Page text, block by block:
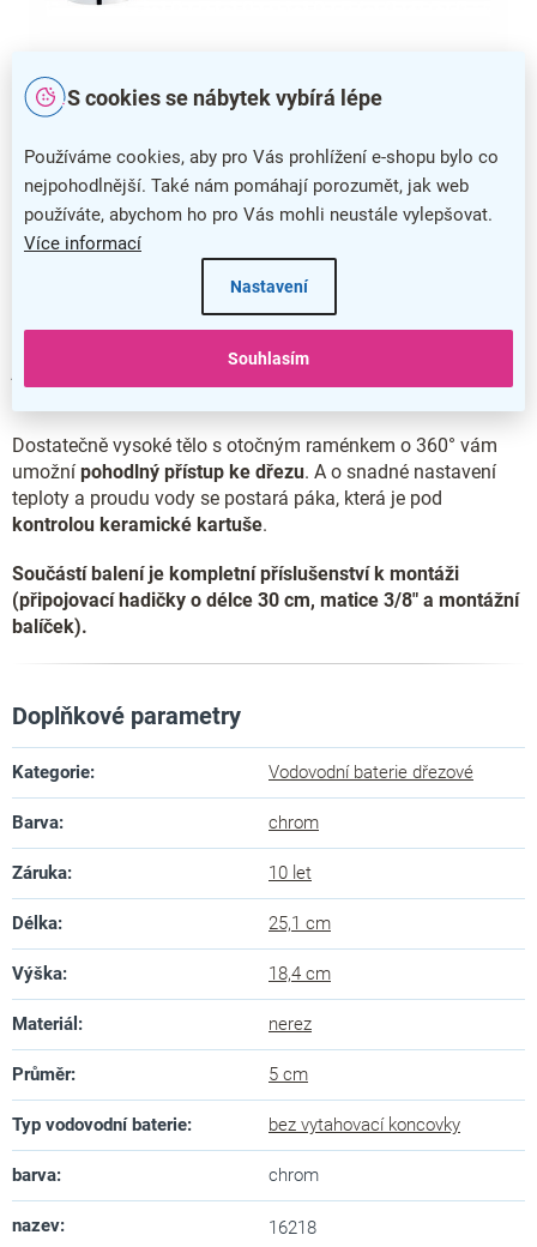
S cookies se nábytek vybírá lépe
Používáme cookies, aby pro Vás prohlížení e-shopu bylo co
nejpohodlnější. Také nám pomáhají porozumět, jak web
používáte, abychom ho pro Vás mohli neustále vylepšovat.
Více informací
Nastavení
Souhlasím
Barevné baterie jsou skvělým doplňkem granitových dřezů
Baterie Franke FC 9541
Užijte si i vy minimalistický vzhled pákové vodovodní baterie
Baterie vynikne nejen díky propracovaným liniím, ale také
odolný proti poškrábání, neusazuje se na něm
Dostatečně vysoké tělo s otočným raménkem o 360° vám
umožní pohodlný přístup ke dřezu. A o snadné nastavení
teploty a proudu vody se postará páka, která je pod
kontrolou keramické kartuše.
Součástí balení je kompletní příslušenství k montáži
(připojovací hadičky o délce 30 cm, matice 3/8" a montážní
balíček).
Doplňkové parametry
Kategorie: Vodovodní baterie dřezové
Barva: chrom
Záruka: 10 let
Délka: 25,1 cm
Výška: 18,4 cm
Materiál : nerez
Průměr: 5 cm
Typ vodovodní baterie: bez vytahovací koncovky
barva: chrom
nazev: 16218